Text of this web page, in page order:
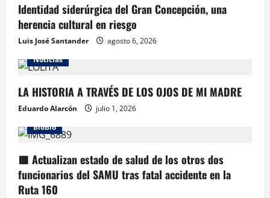
Identidad siderúrgica del Gran Concepción, una
herencia cultural en riesgo
Luis José Santander
agosto 6, 2026
Noticias
LA HISTORIA A TRAVÉS DE LOS OJOS DE MI MADRE
Eduardo Alarcón
julio 1, 2026
BioBio
🟥 Actualizan estado de salud de los otros dos
funcionarios del SAMU tras fatal accidente en la
Ruta 160